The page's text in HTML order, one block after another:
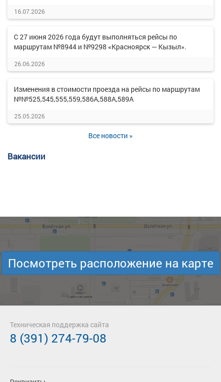
16.07.2026
С 27 июня 2026 года будут выполняться рейсы по
маршрутам №8944 и №9298 «Красноярск — Кызыл».
26.06.2026
Изменения в стоимости проезда на рейсы по маршрутам
№№525,545,555,559,586А,588А,589А
25.05.2026
Все новости »
Вакансии
Посмотреть расположение на карте
Техническая поддержка сайта
8 (391) 274-79-08